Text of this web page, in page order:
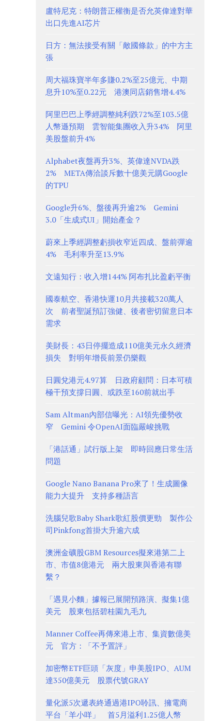
盧特尼克：特朗普正權衡是否允英偉達對華
出口先進AI芯片
日方：無法接受有關「敵國條款」的中方主
張
周大福珠寶半年多賺0.2%至25億元、中期
息升10%至0.22元 港澳同店銷售增4.4%
阿里巴巴上季經調整純利跌72%至103.5億
人幣遜預期 雲智能集團收入升34% 阿里
美股盤前升4%
Alphabet夜盤再升3%、英偉達NVDA跌
2% META傳洽談斥數十億美元購Google
的TPU
Google升6%、盤後再升逾2% Gemini
3.0「生成式UI」開始產金？
蔚來上季經調整虧損收窄近四成、盤前彈逾
4% 毛利率升至13.9%
文遠知行：收入增144% 阿布扎比盈虧平衡
國泰航空、香港快運10月共接載320萬人
次 前者聖誕預訂強健、後者密切留意日本
需求
美財長：43日停擺造成110億美元永久經濟
損失 對明年增長前景仍樂觀
日圓兌港元4.97算 日政府顧問：日本可積
極干預支撐日圓、或跌至160前就出手
Sam Altman內部信曝光：AI領先優勢收
窄 Gemini 令OpenAI面臨嚴峻挑戰
「港話通」試行版上架 即時回應日常生活
問題
Google Nano Banana Pro來了！生成圖像
能力大提升 支持多種語言
洗腦兒歌Baby Shark歌紅股價更勁 製作公
司Pinkfong首掛大升逾六成
澳洲金礦股GBM Resources擬來港第二上
市、市值8億港元 兩大股東與香港有聯
繫？
「遇見小麵」據報已展開預路演、擬集1億
美元 股東包括碧桂園九毛九
Manner Coffee再傳來港上市、集資數億美
元 官方：「不予置評」
加密幣ETF巨頭「灰度」申美股IPO、AUM
達350億美元 股票代號GRAY
量化派5次遞表終通過港IPO聆訊、擁電商
平台「羊小咩」 首5月溢利1.25億人幣